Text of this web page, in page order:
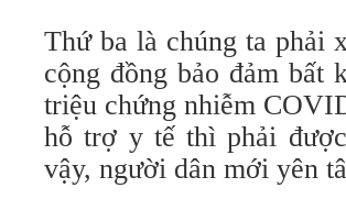
Thứ ba là chúng ta phải
cộng đồng bảo đảm bất
triệu chứng nhiễm
hỗ trợ y tế thì phải
vậy, người dân mới yên